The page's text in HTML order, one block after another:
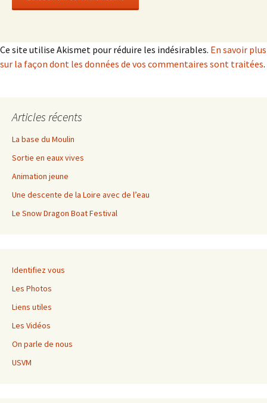
Ce site utilise Akismet pour réduire les indésirables. En savoir plus
sur la façon dont les données de vos commentaires sont traitées.
Articles récents
La base du Moulin
Sortie en eaux vives
Animation jeune
Une descente de la Loire avec de l’eau
Le Snow Dragon Boat Festival
Identifiez vous
Les Photos
Liens utiles
Les Vidéos
On parle de nous
USVM